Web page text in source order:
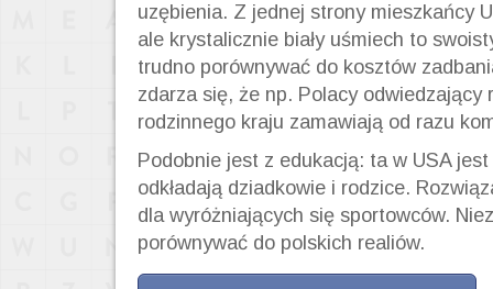
uzębienia. Z jednej strony mieszkańcy
ale krystalicznie biały uśmiech to
trudno porównywać do kosztów
zdarza się, że np. Polacy odwiedzający
rodzinnego kraju zamawiają od razu
Podobnie jest z edukacją: ta w USA
odkładają dziadkowie i rodzice.
dla wyróżniających się sportowców.
porównywać do polskich realiów.